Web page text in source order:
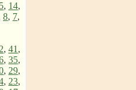
, 14,
8, 7,
, 41 ,
, 35,
, 29,
, 23,